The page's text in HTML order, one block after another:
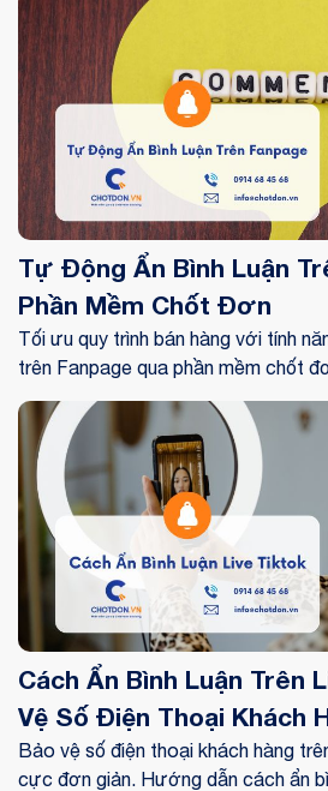
Tự Động Ẩn Bình Luận
Phần Mềm Chốt Đơn
Tối ưu quy trình bán hàng với tính
trên Fanpage qua phần mềm chốt
khách hàng tập trung, bảo mật
nhanh.
Cách Ẩn Bình Luận Trên
Vệ Số Điện Thoại Khách
Bảo vệ số điện thoại khách hàng
cực đơn giản. Hướng dẫn cách ẩn